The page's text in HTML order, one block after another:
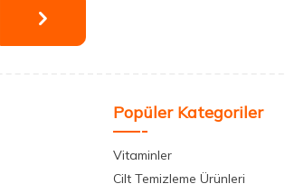
Popüler Kategoriler
Vitaminler
Cilt Temizleme Ürünleri